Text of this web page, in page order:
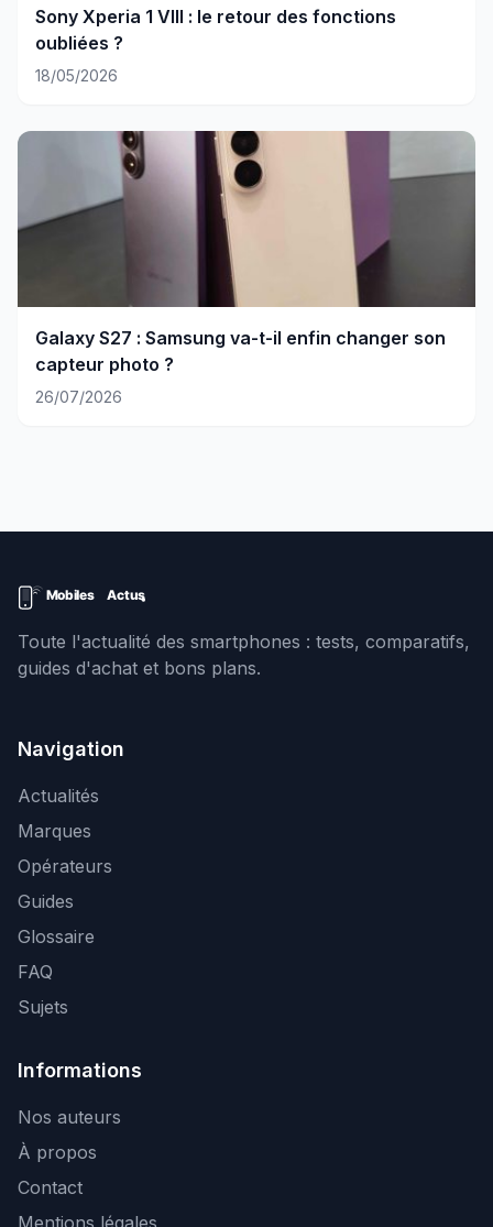
Sony Xperia 1 VIII : le retour des fonctions
oubliées ?
18/05/2026
Galaxy S27 : Samsung va-t-il enfin changer son
capteur photo ?
26/07/2026
Toute l'actualité des smartphones : tests, comparatifs,
guides d'achat et bons plans.
Navigation
Actualités
Marques
Opérateurs
Guides
Glossaire
FAQ
Sujets
Informations
Nos auteurs
À propos
Contact